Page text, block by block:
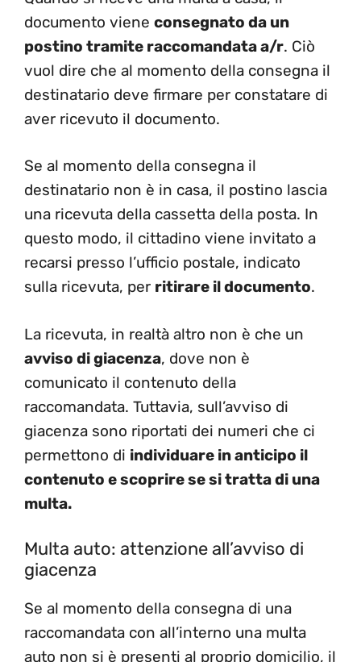
documento viene consegnato da un
postino tramite raccomandata a/r. Ciò
vuol dire che al momento della consegna il
destinatario deve firmare per constatare di
aver ricevuto il documento.
Se al momento della consegna il
destinatario non è in casa, il postino lascia
una ricevuta della cassetta della posta. In
questo modo, il cittadino viene invitato a
recarsi presso l’ufficio postale, indicato
sulla ricevuta, per ritirare il documento.
La ricevuta, in realtà altro non è che un
avviso di giacenza, dove non è
comunicato il contenuto della
raccomandata. Tuttavia, sull’avviso di
giacenza sono riportati dei numeri che ci
permettono di individuare in anticipo il
contenuto e scoprire se si tratta di una
multa.
Multa auto: attenzione all’avviso di
giacenza
Se al momento della consegna di una
raccomandata con all’interno una multa
auto non si è presenti al proprio domicilio, il